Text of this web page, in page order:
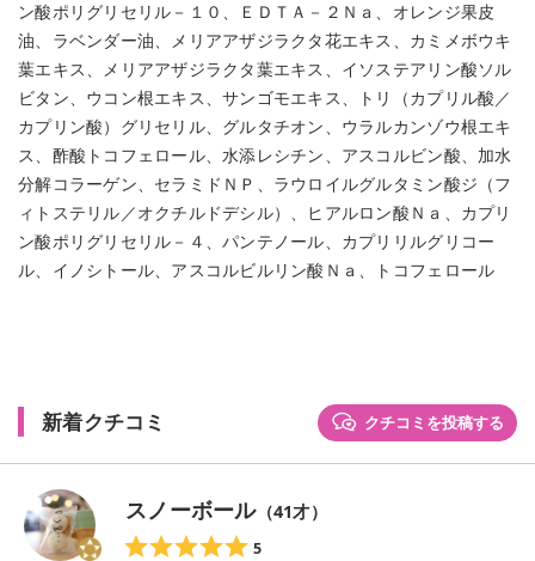
ン酸ポリグリセリル－１０、ＥＤＴＡ－２Ｎａ、オレンジ果皮
油、ラベンダー油、メリアアザジラクタ花エキス、カミメボウキ
葉エキス、メリアアザジラクタ葉エキス、イソステアリン酸ソル
ビタン、ウコン根エキス、サンゴモエキス、トリ（カプリル酸／
カプリン酸）グリセリル、グルタチオン、ウラルカンゾウ根エキ
ス、酢酸トコフェロール、水添レシチン、アスコルビン酸、加水
分解コラーゲン、セラミドＮＰ、ラウロイルグルタミン酸ジ（フ
ィトステリル／オクチルドデシル）、ヒアルロン酸Ｎａ、カプリ
ン酸ポリグリセリル－４、パンテノール、カプリリルグリコー
ル、イノシトール、アスコルビルリン酸Ｎａ、トコフェロール
新着クチコミ クチコミを投稿する
スノーボール（41才）
5